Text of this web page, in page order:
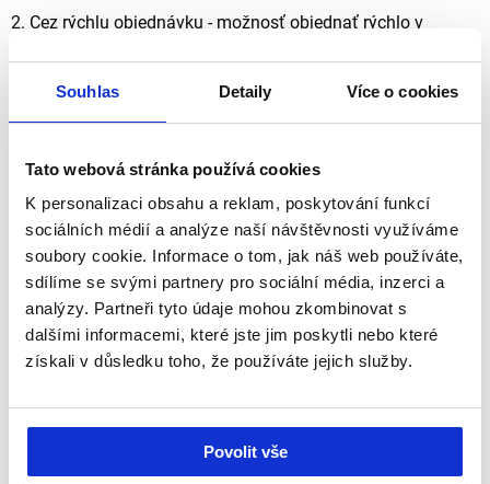
Souhlas Detaily Více o cookies
Tato webová stránka používá cookies
K personalizaci obsahu a reklam, poskytování funkcí
sociálních médií a analýze naší návštěvnosti využíváme
soubory cookie. Informace o tom, jak náš web používáte,
sdílíme se svými partnery pro sociální média, inzerci a
analýzy. Partneři tyto údaje mohou zkombinovat s
dalšími informacemi, které jste jim poskytli nebo které
získali v důsledku toho, že používáte jejich služby.
Povolit vše
2. Cez rýchlu objednávku - možnosť objednať rýchlo v
pridajte tovar do košíka (potvrdenie vykonané Enterom po
alebo na konci tabuľky kliknutím na "všetko do košíka" - vloží
odporúčame objednávať jedným spôsobom, aby nedošlo k
opakovanej objednávke).
3.Cez vzorové / historické objednávky- K vzorovým /
historickým objednávkam sa dostanete cez odkaz
"objednávky" v pravom hornom rohu, nad tabuľkou "rýchle
objednávky" alebo pri zobrazení detailu účtu po kliknutí na
Vám môže vzorovú objednávku na Vaše želanie pripraviť.